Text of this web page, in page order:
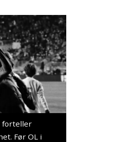
forteller
Før OL i